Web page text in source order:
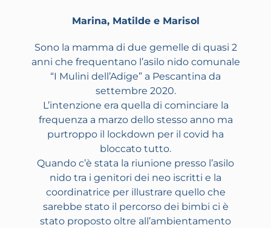
Marina, Matilde e Marisol
Sono la mamma di due gemelle di quasi 2
anni che frequentano l’asilo nido comunale
“I Mulini dell’Adige” a Pescantina da
settembre 2020.
L’intenzione era quella di cominciare la
frequenza a marzo dello stesso anno ma
purtroppo il lockdown per il covid ha
bloccato tutto.
Quando c’è stata la riunione presso l’asilo
nido tra i genitori dei neo iscritti e la
coordinatrice per illustrare quello che
sarebbe stato il percorso dei bimbi ci è
stato proposto oltre all’ambientamento